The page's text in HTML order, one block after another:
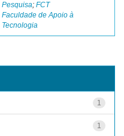
Pesquisa; FCT
Faculdade de Apoio à
Tecnologia
1
1